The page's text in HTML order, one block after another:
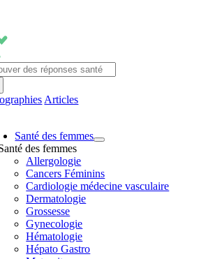
contenu
Articles
Santé des femmes
des femmes
Allergologie
Cancers Féminins
Cardiologie médecine vasculaire
Dermatologie
Grossesse
Gynecologie
Hématologie
Hépato Gastro